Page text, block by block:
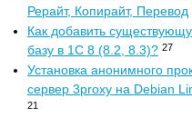
Рерайт, Копирайт, Перевод
Как добавить
базу в 1С 8 (8.2, 8.3)? 27
Установка анонимного
сервер 3proxy на Debian
21